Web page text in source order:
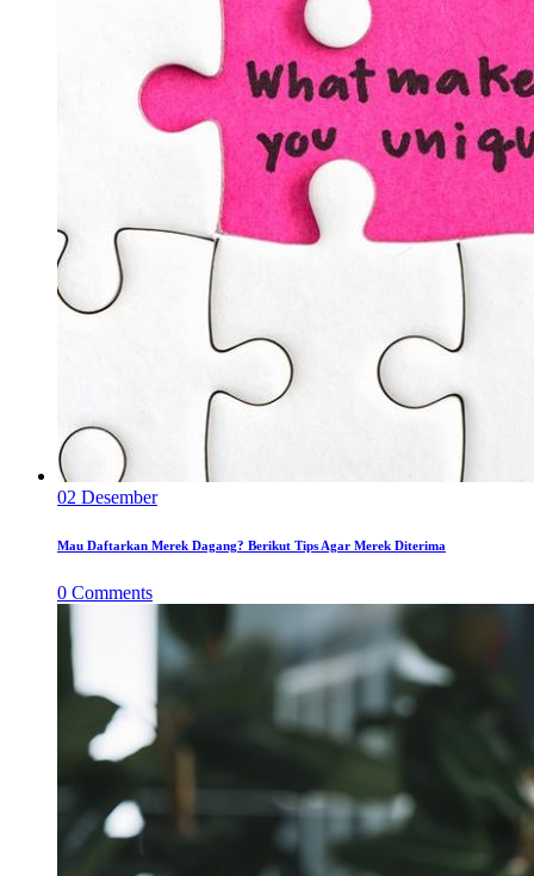
02 Desember
Mau Daftarkan Merek Dagang? Berikut Tips Agar Merek Diterima
0 Comments